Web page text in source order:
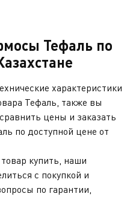
Тефаль по
характеристики
Тефаль, также вы
цены и заказать
по доступной цене от
купить, наши
с покупкой и
по гарантии,